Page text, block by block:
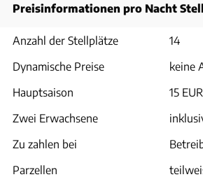
Preisinformationen pro Nacht
Anzahl der Stellplätze
14
Dynamische Preise
keine
Hauptsaison
15 EUR
Zwei Erwachsene
Zu zahlen bei
Parzellen